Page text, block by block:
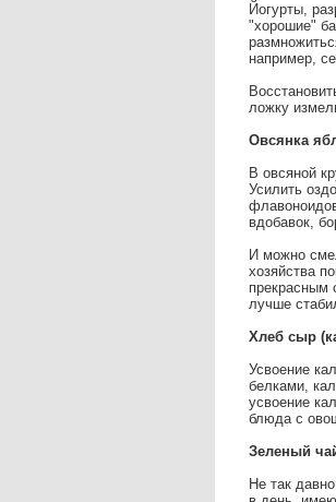
Йогурты,
"хорошие"
например,
ложку
Овсянка
В овсяной
Усилить
вдобавок,
И можно
хозяйства
прекрасным
лучше
Хлеб сыр
Усвоение
белками,
усвоение
блюда с
Зеленый
Не так